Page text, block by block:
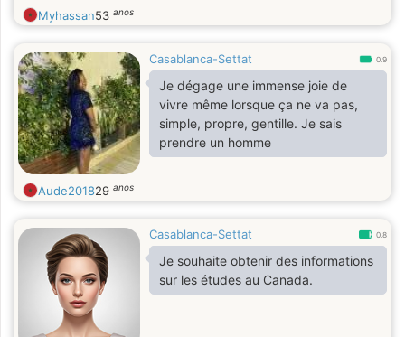
Myhassan53 anos
Casablanca-Settat 0.9
Je dégage une immense joie de
vivre même lorsque ça ne va pas,
simple, propre, gentille. Je sais
prendre un homme
Aude201829 anos
Casablanca-Settat 0.8
Je souhaite obtenir des informations
sur les études au Canada.